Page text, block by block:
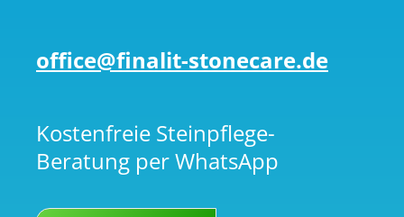
office@finalit-stonecare.de
Kostenfreie Steinpflege-
Beratung per WhatsApp